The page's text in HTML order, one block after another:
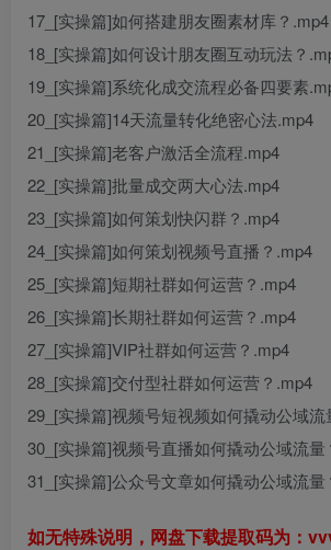
17_[实操篇]如何搭建朋友圈素材库？.mp4
18_[实操篇]如何设计朋友圈互动玩法？
19_[实操篇]系统化成交流程必备四要素
20_[实操篇]14天流量转化绝密心法.mp4
21_[实操篇]老客户激活全流程.mp4
22_[实操篇]批量成交两大心法.mp4
23_[实操篇]如何策划快闪群？.mp4
24_[实操篇]如何策划视频号直播？.mp4
25_[实操篇]短期社群如何运营？.mp4
26_[实操篇]长期社群如何运营？.mp4
27_[实操篇]VIP社群如何运营？.mp4
28_[实操篇]交付型社群如何运营？.mp4
29_[实操篇]视频号短视频如何撬动公域流
30_[实操篇]视频号直播如何撬动公域流量
31_[实操篇]公众号文章如何撬动公域流量
如无特殊说明，网盘下载提取码为：